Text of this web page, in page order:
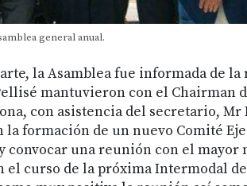
general anual.
la Asamblea fue informada de
mantuvieron con el Chairman
con asistencia del secretario, Mr
la formación de un nuevo Comité
convocar una reunión con el mayor
el curso de la próxima Intermodal de